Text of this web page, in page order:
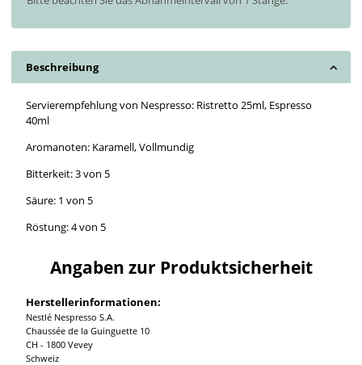
Beschreibung
Servierempfehlung von Nespresso: Ristretto 25ml, Espresso
40ml
Aromanoten: Karamell, Vollmundig
Bitterkeit: 3 von 5
Säure: 1 von 5
Röstung: 4 von 5
Angaben zur Produktsicherheit
Herstellerinformationen:
Nestlé Nespresso S.A.
Chaussée de la Guinguette 10
CH - 1800 Vevey
Schweiz